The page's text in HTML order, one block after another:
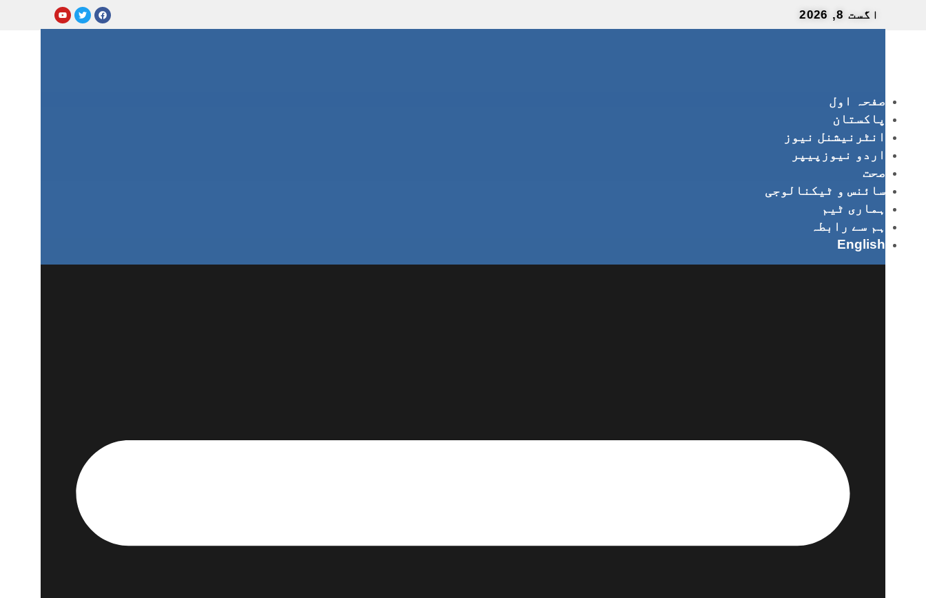
اگست 8, 2026
صفحہ اول
پاکستان
انٹرنیشنل نیوز
اردو نیوزپیپر
صحت
سائنس و ٹیکنالوجی
ہماری ٹیم
ہم سے رابطہ
English